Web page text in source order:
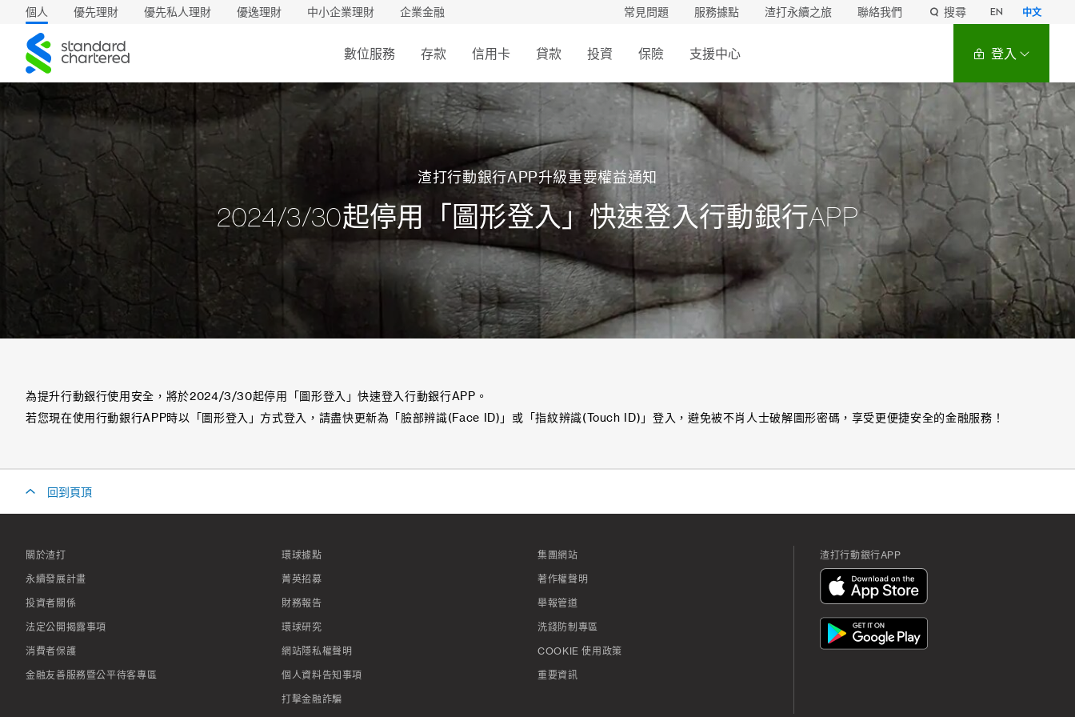
個人 優先理財 優先私人理財 優逸理財 中小企業理財 企業金融 常見問題 服務據點 渣打永續之旅 聯絡我們 搜尋 EN 中文
渣
打
數位服務 存款 信用卡 貸款 投資 保險 支援中心 登入
渣打行動銀行APP升級重要權益通知
2024/3/30起停用「圖形登入」快速登入行動銀行APP
為提升行動銀行使用安全，將於2024/3/30起停用「圖形登入」快速登入行動銀行APP。
若您現在使用行動銀行APP時以「圖形登入」方式登入，請盡快更新為「臉部辨識(Face ID)」或「指紋辨識(Touch ID)」登入，避免被不肖人士破解圖形密碼，享受更便捷安全的金融服務！
回到頁頂
關於渣打
永續發展計畫
投資者關係
法定公開揭露事項
消費者保護
金融友善服務暨公平待客專區
環球據點
菁英招募
財務報告
環球研究
網站隱私權聲明
個人資料告知事項
打擊金融詐騙
集團網站
著作權聲明
舉報管道
洗錢防制專區
COOKIE 使用政策
重要資訊
渣打行動銀行APP
App
Icon
App
Icon